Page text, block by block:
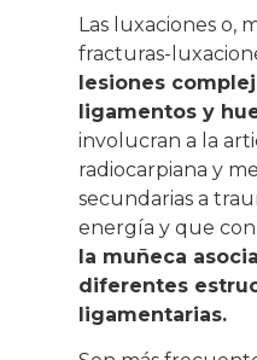
Las luxaciones o,
fracturas-
lesiones
ligamentos y
involucran a la
radiocarpiana y
secundarias a
energía y que
la muñeca
diferentes
ligamentarias.